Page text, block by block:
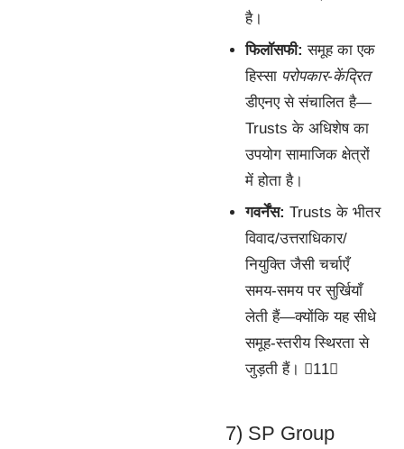
है।
फिलॉसफी: समूह का एक
हिस्सा परोपकार-केंद्रित
डीएनए से संचालित है—
Trusts के अधिशेष का
उपयोग सामाजिक क्षेत्रों
में होता है।
गवर्नेंस: Trusts के भीतर
विवाद/उत्तराधिकार/
नियुक्ति जैसी चर्चाएँ
समय-समय पर सुर्खियाँ
लेती हैं—क्योंकि यह सीधे
समूह-स्तरीय स्थिरता से
जुड़ती हैं। 11
7) SP Group